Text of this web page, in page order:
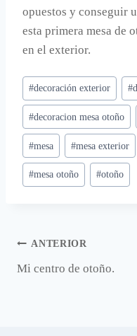
opuestos y conseguir
esta primera mesa de
en el exterior.
Etiquetas
de
la
entrada:
#decoración exterior #
#decoracion mesa otoño
#mesa #mesa exterior
#mesa otoño #otoño
Navegación
de
ANTERIOR
Mi centro de otoño.